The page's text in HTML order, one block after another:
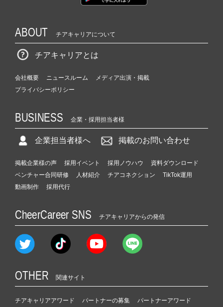
ABOUT チアキャリアについて
チアキャリアとは
会社概要 ニュースルーム
メディア出演・掲載
プライバシーポリシー
BUSINESS 企業・採用担当者様
企業担当者様へ 掲載のお問い合わせ
掲載企業様の声 採用イベント 採用ノウハウ
資料ダウンロード
ベンチャー合同研修
人材紹介 チアコネクション
TikTok運用
動画制作
採用代行
CheerCareer SNS チアキャリアからの発信
OTHER 関連サイト
チアキャリアアワード パートナーの募集 パートナーアワード